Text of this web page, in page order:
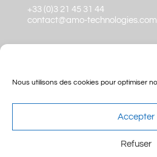
Nous utilisons des cookies pour optimiser
Accepter
Refuser
+33 (0)3 21 45 31 44
contact@amo-technologies.com